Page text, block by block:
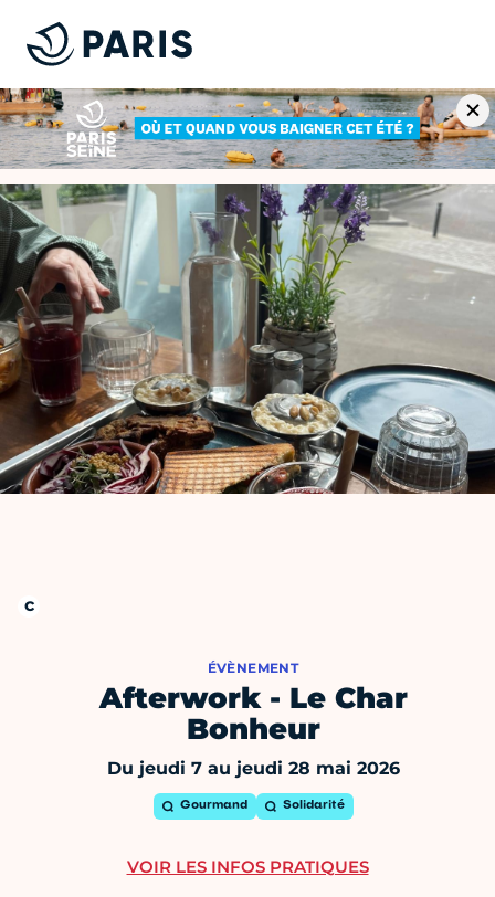
ÉVÈNEMENT
Afterwork - Le Char
Bonheur
Du jeudi 7 au jeudi 28 mai 2026
Gourmand Solidarité
VOIR LES INFOS PRATIQUES